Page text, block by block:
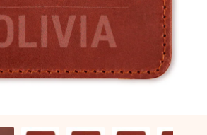
che tocchi il cuore. Nessuna
tanto amore per il momento perfetto.